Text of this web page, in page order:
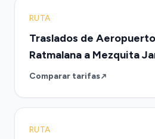
RUTA
Traslados de
Ratmalana a Mezquita
Comparar tarifas
RUTA